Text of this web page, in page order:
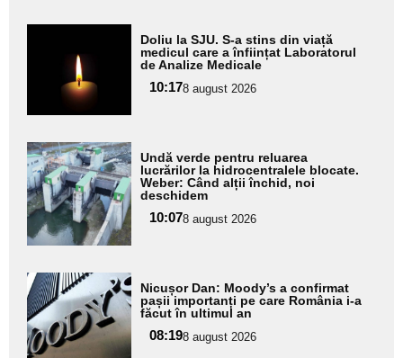
aici textul
pentru
subtitlu
Doliu la SJU. S-a stins din viață
medicul care a înființat Laboratorul
de Analize Medicale
10:178 august 2026
Adaugă
aici textul
pentru
subtitlu
Undă verde pentru reluarea
lucrărilor la hidrocentralele blocate.
Weber: Când alții închid, noi
deschidem
10:078 august 2026
Adaugă
aici textul
pentru
subtitlu
Nicușor Dan: Moody’s a confirmat
pașii importanți pe care România i-a
făcut în ultimul an
08:198 august 2026